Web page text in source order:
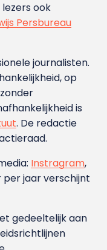
ook
Persbureau
journalisten.
op
is
. De redactie
Instragram,
per jaar verschijnt
gedeeltelijk aan